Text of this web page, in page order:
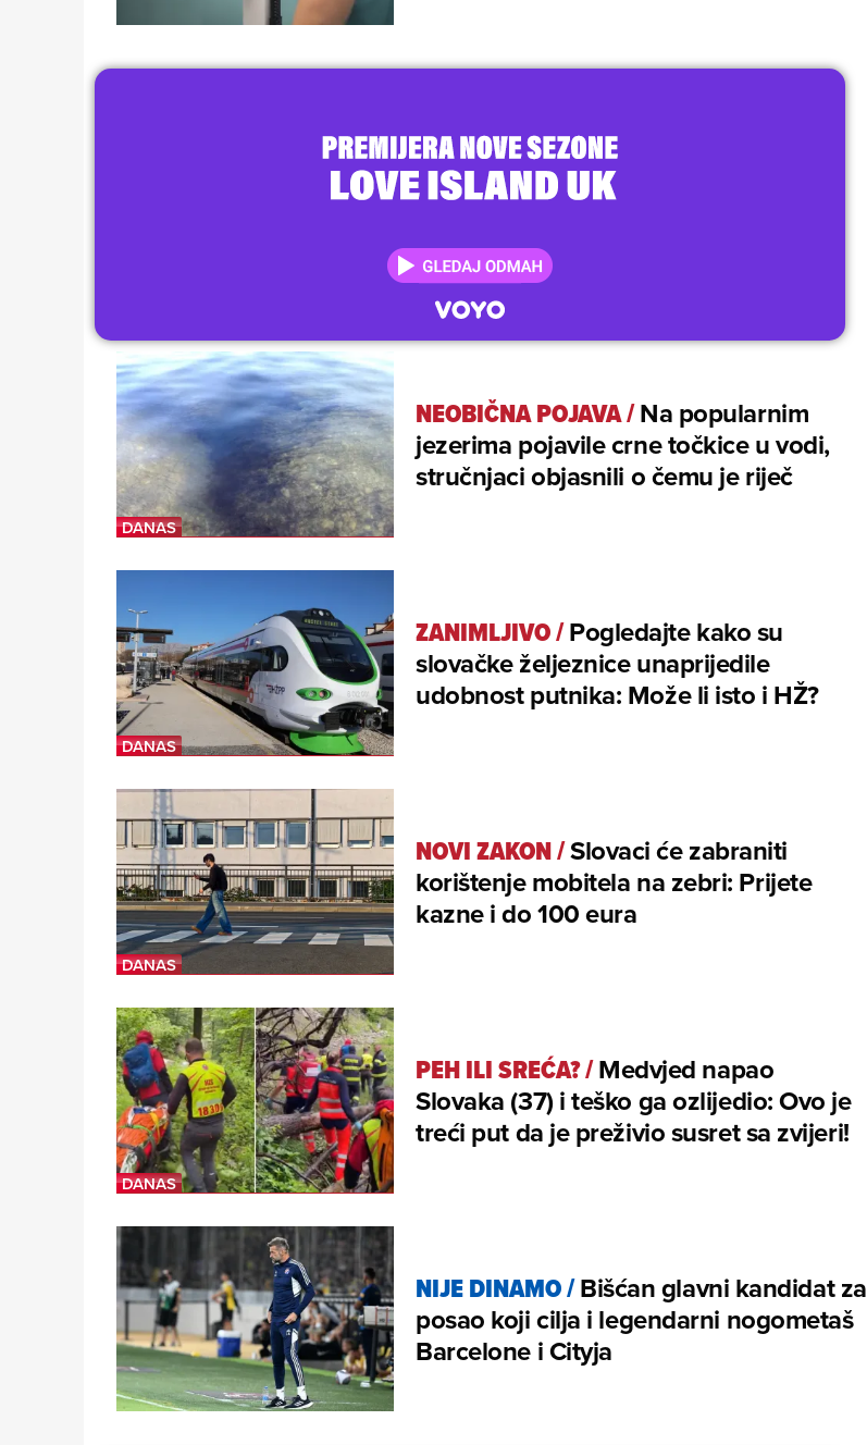
NEOBIČNA POJAVA/Na popularnim
jezerima pojavile crne točkice u vodi,
stručnjaci objasnili o čemu je riječ
ZANIMLJIVO/Pogledajte kako su
slovačke željeznice unaprijedile
udobnost putnika: Može li isto i HŽ?
NOVI ZAKON/Slovaci će zabraniti
korištenje mobitela na zebri: Prijete
kazne i do 100 eura
PEH ILI SREĆA?/Medvjed napao
Slovaka (37) i teško ga ozlijedio: Ovo je
treći put da je preživio susret sa zvijeri!
NIJE DINAMO/Bišćan glavni kandidat za
posao koji cilja i legendarni nogometaš
Barcelone i Cityja